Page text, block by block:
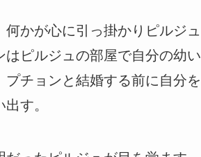
何かが心に引っ掛かりピルジ
はピルジュの部屋で自分の幼
プチョンと結婚する前に自分
す。